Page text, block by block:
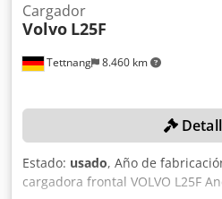
Tettnang 8.460 km
Cargador
Volvo L25F
Estado: usado, Año de
cargadora frontal VOLVO L25F